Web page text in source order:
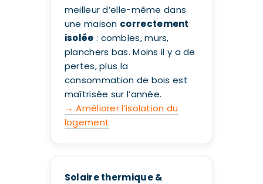
meilleur d’elle-même dans
une maison correctement
isolée : combles, murs,
planchers bas. Moins il y a de
pertes, plus la
consommation de bois est
maîtrisée sur l’année.
→ Améliorer l’isolation du
logement
Solaire thermique &